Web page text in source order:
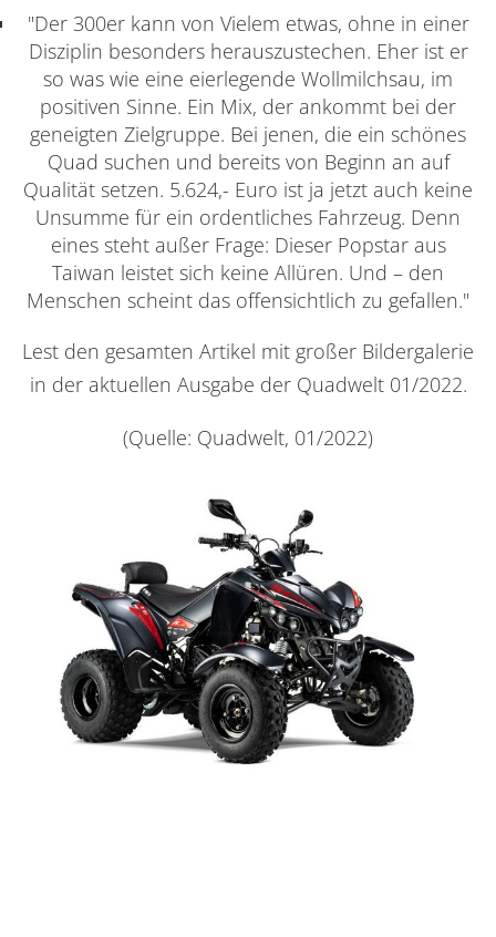
"Der 300er kann von Vielem etwas, ohne in einer
Disziplin besonders herauszustechen. Eher ist er
so was wie eine eierlegende Wollmilchsau, im
positiven Sinne. Ein Mix, der ankommt bei der
geneigten Zielgruppe. Bei jenen, die ein schönes
Quad suchen und bereits von Beginn an auf
Qualität setzen. 5.624,- Euro ist ja jetzt auch keine
Unsumme für ein ordentliches Fahrzeug. Denn
eines steht außer Frage: Dieser Popstar aus
Taiwan leistet sich keine Allüren. Und – den
Menschen scheint das offensichtlich zu gefallen."
Lest den gesamten Artikel mit großer Bildergalerie
in der aktuellen Ausgabe der Quadwelt 01/2022.
(Quelle: Quadwelt, 01/2022)